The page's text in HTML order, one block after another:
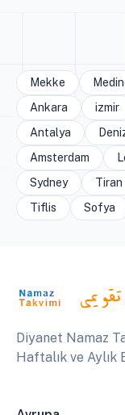
Mekke
Ankara
izmir
Antalya
Amsterdam
Sydney
Tiran
Tiflis
Sofya
Diyanet Namaz